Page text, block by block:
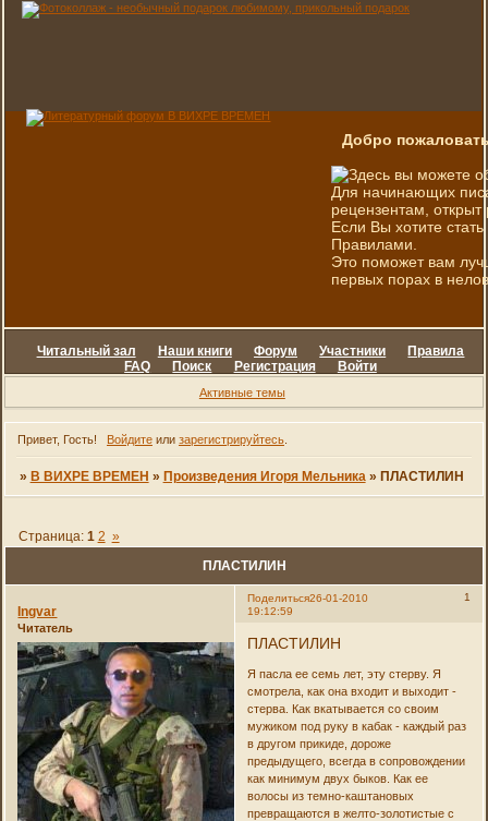
Добро
Здесь вы можете
Для начинающих
рецензентам, открыт
Если Вы хотите
Правилами.
Это поможет вам
первых порах в
Читальный зал Наши книги Форум Участники
Правила
FAQ
Поиск Регистрация Войти
Активные темы
Привет, Гость! Войдитеили зарегистрируйтесь.
» В ВИХРЕ ВРЕМЕН » Произведения Игоря Мельника » ПЛАСТИЛИН
ПЛАСТИЛИН
Страница: 1 2 »
Поделиться 1
26-01-2010
19:12:59
Ingvar
Читатель
ПЛАСТИЛИН
Я пасла ее семь лет, эту стерву. Я
смотрела, как она входит и выходит -
стерва. Как вкатывается со своим
мужиком под руку в кабак - каждый раз
в другом прикиде, дороже
предыдущего, всегда в сопровождении
как минимум двух быков. Как ее
волосы из темно-каштановых
превращаются в желто-золотистые с